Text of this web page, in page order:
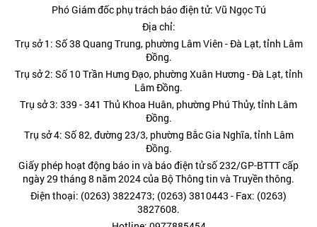
Phó Giám đốc phụ trách báo điện tử: Vũ Ngọc Tú
Địa chỉ:
Trụ sở 1: Số 38 Quang Trung, phường Lâm Viên - Đà Lạt, tỉnh Lâm
Đồng.
Trụ sở 2: Số 10 Trần Hưng Đạo, phường Xuân Hương - Đà Lạt, tỉnh
Lâm Đồng.
Trụ sở 3: 339 - 341 Thủ Khoa Huân, phường Phú Thủy, tỉnh Lâm
Đồng.
Trụ sở 4: Số 82, đường 23/3, phường Bắc Gia Nghĩa, tỉnh Lâm
Đồng.
Giấy phép hoạt động báo in và báo điện tử số 232/GP-BTTT cấp
ngày 29 tháng 8 năm 2024 của Bộ Thông tin và Truyền thông.
Điện thoại: (0263) 3822473; (0263) 3810443 - Fax: (0263)
3827608.